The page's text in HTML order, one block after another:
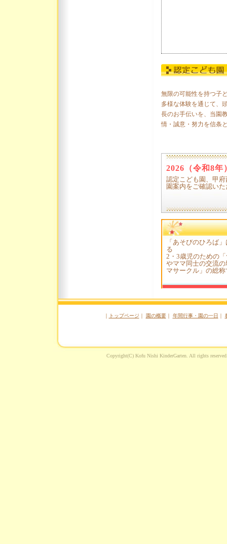
無限の可能性を持つ子
多様な体験を通じて、
長のお手伝いを、当園
情・誠意・努力を信条
2026（令和8年
認定こども園、甲
園案内をご確認い
「あそびのひろば
る
2・3歳児のための
やママ同士の交流
マサークル」の総
｜ トップページ ｜ 園の概要｜ 年間行事・園の一日 ｜
Copyright(C) Kofu Nishi KinderGarten. All rights